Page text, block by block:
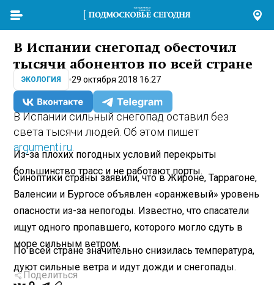
В Испании снегопад обесточил
тысячи абонентов по всей стране
ЭКОЛОГИЯ 29 октября 2018 16:27
В Испании сильный снегопад оставил без
света тысячи людей. Об этом пишет
argumenti.ru
Из-за плохих погодных условий перекрыты
большинство трасс и не работают порты.
Синоптики страны заявили, что в Жироне, Таррагоне,
Валенсии и Бургосе объявлен «оранжевый» уровень
опасности из-за непогоды. Известно, что спасатели
ищут одного пропавшего, которого могло сдуть в
море сильным ветром.
По всей стране значительно снизилась температура,
дуют сильные ветра и идут дожди и снегопады.
Поделиться